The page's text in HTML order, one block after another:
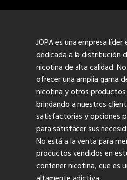
JOPA es una empresa líder
dedicada a la distribución
nicotina de alta calidad.
ofrecer una amplia gama
nicotina y otros productos
brindando a nuestros
satisfactorias y opciones
para satisfacer sus
No está a la venta para
productos vendidos en
contener nicotina, que es